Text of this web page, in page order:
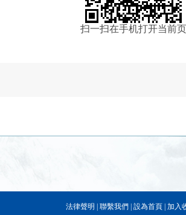
扫一扫在手机打开当前页
法律聲明 聯繫我們 設為首頁 加入